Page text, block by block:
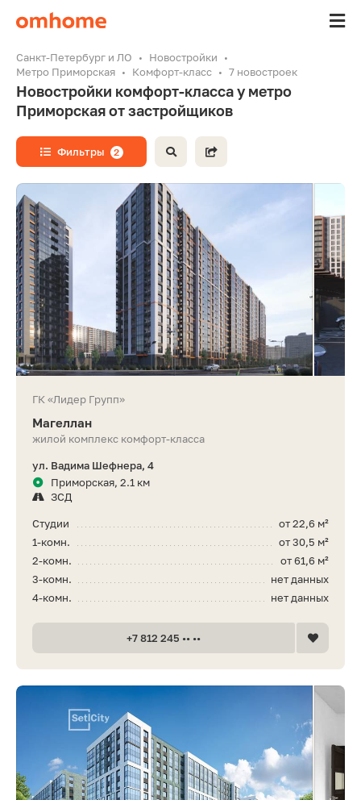
Санкт-Петербург и ЛО
Новостройки
Метро Приморская
Комфорт-класс 7 новостроек
Новостройки комфорт-класса у метро
Приморская от застройщиков
Фильтры 2
ГК «Лидер Групп»
Магеллан
жилой комплекс комфорт-класса
ул. Вадима Шефнера, 4
Приморская, 2.1 км
ЗСД
от 22,6 м²
Студии
от 30,5 м²
1-комн.
от 61,6 м²
2-комн.
нет данных
3-комн.
нет данных
4-комн.
+7 812 245 •• ••